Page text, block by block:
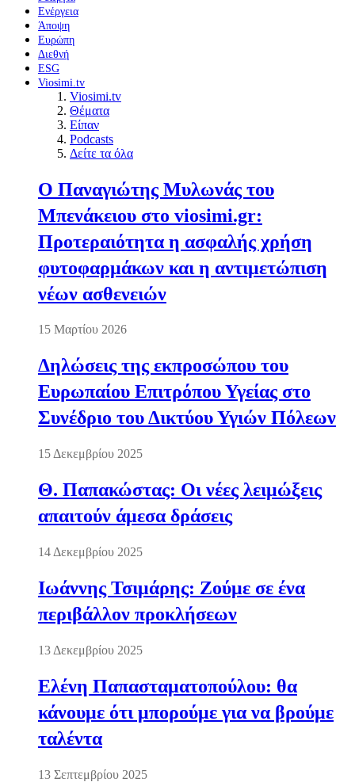
Ενέργεια
Άποψη
Ευρώπη
Διεθνή
ESG
Viosimi.tv
Viosimi.tv
Θέματα
Είπαν
Podcasts
Δείτε τα όλα
Ο Παναγιώτης Μυλωνάς του
Μπενάκειου στο viosimi.gr:
Προτεραιότητα η ασφαλής χρήση
φυτοφαρμάκων και η αντιμετώπιση
νέων ασθενειών
15 Μαρτίου 2026
Δηλώσεις της εκπροσώπου του
Ευρωπαίου Επιτρόπου Υγείας στο
Συνέδριο του Δικτύου Υγιών Πόλεων
15 Δεκεμβρίου 2025
Θ. Παπακώστας: Οι νέες λειμώξεις
απαιτούν άμεσα δράσεις
14 Δεκεμβρίου 2025
Ιωάννης Τσιμάρης: Ζούμε σε ένα
περιβάλλον προκλήσεων
13 Δεκεμβρίου 2025
Ελένη Παπασταματοπούλου: θα
κάνουμε ότι μπορούμε για να βρούμε
ταλέντα
13 Σεπτεμβρίου 2025